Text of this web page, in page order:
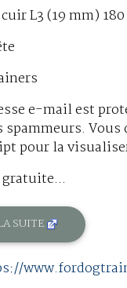
L3 (19 mm)
e-mail est
spammeurs. Vous
pour la
SUITE